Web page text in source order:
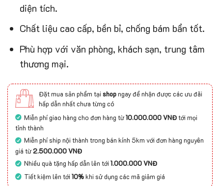
diện tích.
Chất liệu cao cấp, bền bỉ, chống bám bẩn tốt.
Phù hợp với văn phòng, khách sạn, trung tâm
thương mại.
Đặt mua sản phẩm tại shopngay để nhận được các ưu đãi
hấp dẫn nhất chưa từng có
Miễn phí giao hàng cho đơn hàng từ10.000.000 VNĐtới mọi
tỉnh thành
Miễn phí ship nội thành trong bán kính 5km với đơn hàng nguyên
giá từ2.500.000 VNĐ
Nhiều quà tặng hấp dẫn lên tới1.000.000 VNĐ
Tiết kiệm lên tới10%khi sử dụng các mã giảm giá